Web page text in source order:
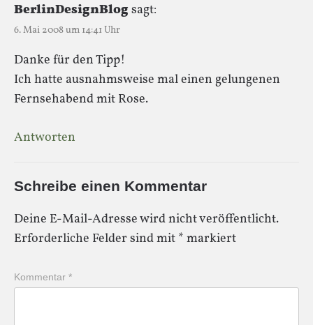
BerlinDesignBlogsagt:
6. Mai 2008 um 14:41 Uhr
Danke für den Tipp!
Ich hatte ausnahmsweise mal einen gelungenen
Fernsehabend mit Rose.
Antworten
Schreibe einen Kommentar
Deine E-Mail-Adresse wird nicht veröffentlicht.
Erforderliche Felder sind mit * markiert
Kommentar *